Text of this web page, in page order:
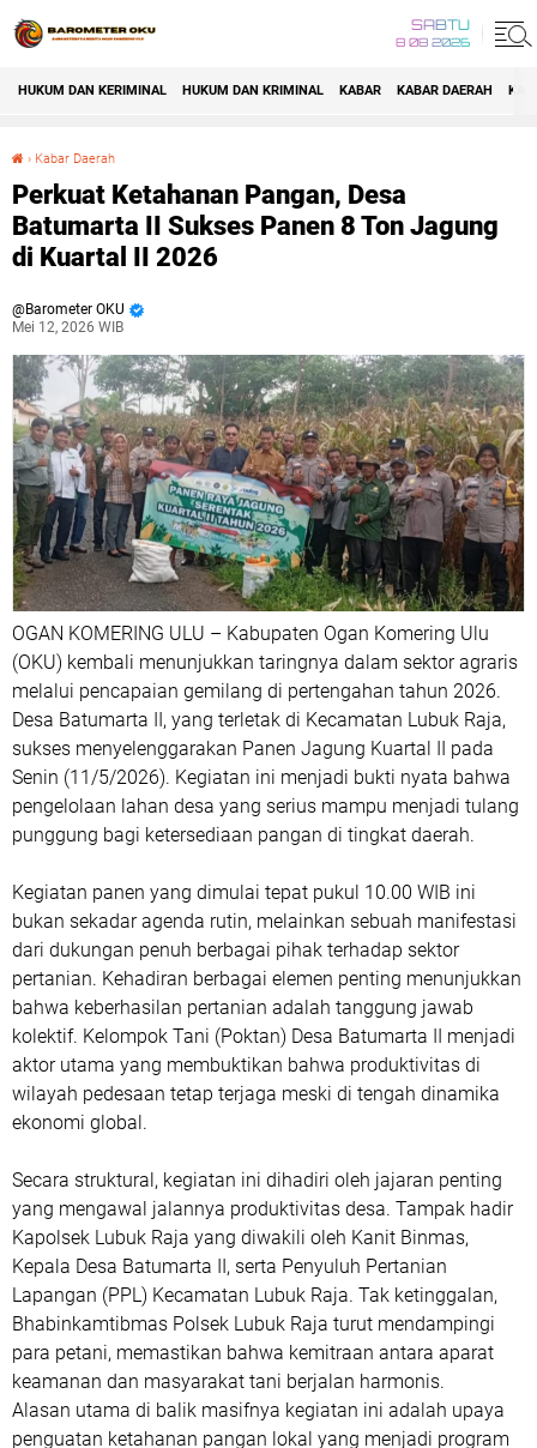
SABTU
8 08 2026
HUKUM DAN KERIMINAL HUKUM DAN KRIMINAL KABAR KABAR DAERAH
› Kabar Daerah
Perkuat Ketahanan Pangan, Desa
Batumarta II Sukses Panen 8 Ton Jagung
di Kuartal II 2026
Barometer OKU
Mei 12, 2026 WIB
OGAN KOMERING ULU – Kabupaten Ogan Komering Ulu
(OKU) kembali menunjukkan taringnya dalam sektor agraris
melalui pencapaian gemilang di pertengahan tahun 2026.
Desa Batumarta II, yang terletak di Kecamatan Lubuk Raja,
sukses menyelenggarakan Panen Jagung Kuartal II pada
Senin (11/5/2026). Kegiatan ini menjadi bukti nyata bahwa
pengelolaan lahan desa yang serius mampu menjadi tulang
punggung bagi ketersediaan pangan di tingkat daerah.
Kegiatan panen yang dimulai tepat pukul 10.00 WIB ini
bukan sekadar agenda rutin, melainkan sebuah manifestasi
dari dukungan penuh berbagai pihak terhadap sektor
pertanian. Kehadiran berbagai elemen penting menunjukkan
bahwa keberhasilan pertanian adalah tanggung jawab
kolektif. Kelompok Tani (Poktan) Desa Batumarta II menjadi
aktor utama yang membuktikan bahwa produktivitas di
wilayah pedesaan tetap terjaga meski di tengah dinamika
ekonomi global.
Secara struktural, kegiatan ini dihadiri oleh jajaran penting
yang mengawal jalannya produktivitas desa. Tampak hadir
Kapolsek Lubuk Raja yang diwakili oleh Kanit Binmas,
Kepala Desa Batumarta II, serta Penyuluh Pertanian
Lapangan (PPL) Kecamatan Lubuk Raja. Tak ketinggalan,
Bhabinkamtibmas Polsek Lubuk Raja turut mendampingi
para petani, memastikan bahwa kemitraan antara aparat
keamanan dan masyarakat tani berjalan harmonis.
Alasan utama di balik masifnya kegiatan ini adalah upaya
penguatan ketahanan pangan lokal yang menjadi program